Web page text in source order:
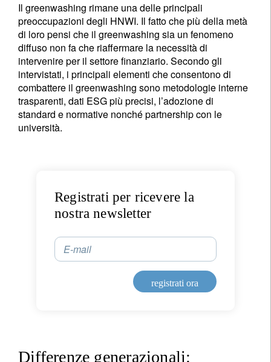
Il greenwashing rimane una delle principali
preoccupazioni degli HNWI. Il fatto che più della metà
di loro pensi che il greenwashing sia un fenomeno
diffuso non fa che riaffermare la necessità di
intervenire per il settore finanziario. Secondo gli
intervistati, i principali elementi che consentono di
combattere il greenwashing sono metodologie interne
trasparenti, dati ESG più precisi, l’adozione di
standard e normative nonché partnership con le
università.
Registrati per ricevere la
nostra newsletter
E-mail
registrati ora
Differenze generazionali: